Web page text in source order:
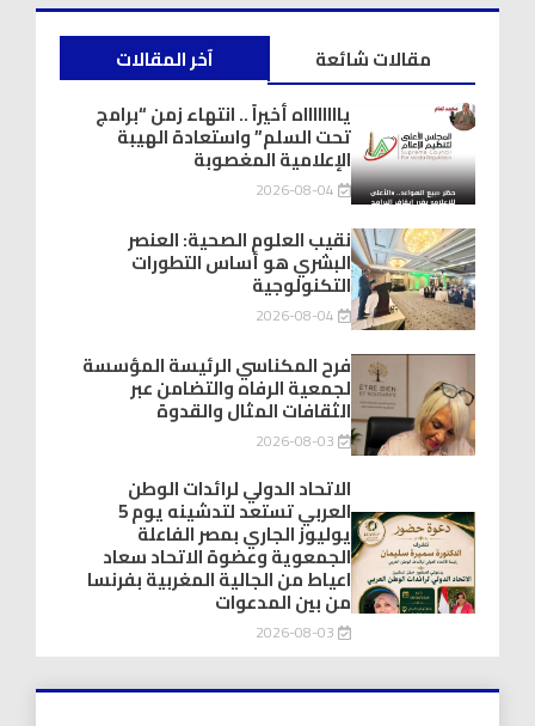
آخر المقالات
مقالات شائعة
يااااااااه أخيراً .. انتهاء زمن “برامج
تحت السلم” واستعادة الهيبة
الإعلامية المغصوبة
2026-08-04
نقيب العلوم الصحية: العنصر
البشري هو أساس التطورات
التكنولوجية
2026-08-04
فرح المكناسي الرئيسة المؤسسة
لجمعية الرفاه والتضامن عبر
الثقافات المثال والقدوة
2026-08-03
الاتحاد الدولي لرائدات الوطن
العربي تستعد لتدشينه يوم 5
يوليوز الجاري بمصر الفاعلة
الجمعوية وعضوة الاتحاد سعاد
اعياط من الجالية المغربية بفرنسا
من بين المدعوات
2026-08-03